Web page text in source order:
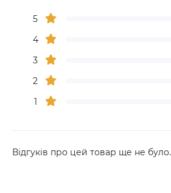
5
4
3
2
1
Відгуків про цей товар ще не було.